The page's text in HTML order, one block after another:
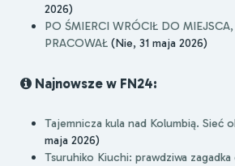
2026)
PO ŚMIERCI WRÓCIŁ DO
PRACOWAŁ (Nie, 31 maja 2026)
Najnowsze w FN24:
Tajemnicza kula nad Kolumbią. Sieć
maja 2026)
Tsuruhiko Kiuchi: prawdziwa